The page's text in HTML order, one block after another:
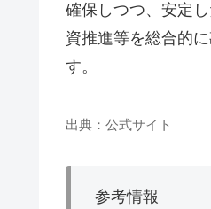
確保しつつ、安定
資推進等を総合的
す。
出典：公式サイト
参考情報